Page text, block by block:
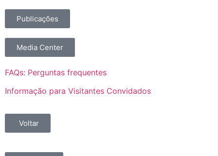
Publicações
Media Center
FAQs: Perguntas frequentes
Informação para Visitantes Convidados
Voltar